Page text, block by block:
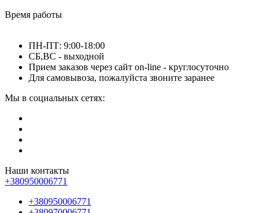
Время работы
ПН-ПТ: 9:00-18:00
СБ,ВС - выходной
Прием заказов через сайт on-line - круглосуточно
Для самовывоза, пожалуйста звоните заранее
Мы в социальных сетях:
Наши контакты
+380950006771
+380950006771